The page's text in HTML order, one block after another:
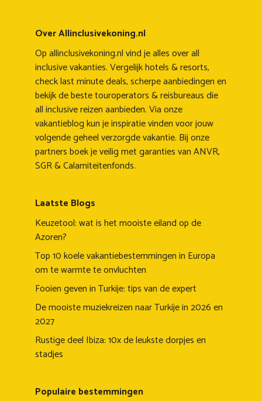
Over Allinclusivekoning.nl
Op allinclusivekoning.nl vind je alles over all
inclusive vakanties. Vergelijk hotels & resorts,
check last minute deals, scherpe aanbiedingen en
bekijk de beste touroperators & reisbureaus die
all inclusive reizen aanbieden. Via onze
vakantieblog kun je inspiratie vinden voor jouw
volgende geheel verzorgde vakantie. Bij onze
partners boek je veilig met garanties van ANVR,
SGR & Calamiteitenfonds.
Laatste Blogs
Keuzetool: wat is het mooiste eiland op de
Azoren?
Top 10 koele vakantiebestemmingen in Europa
om te warmte te onvluchten
Fooien geven in Turkije: tips van de expert
De mooiste muziekreizen naar Turkije in 2026 en
2027
Rustige deel Ibiza: 10x de leukste dorpjes en
stadjes
Populaire bestemmingen